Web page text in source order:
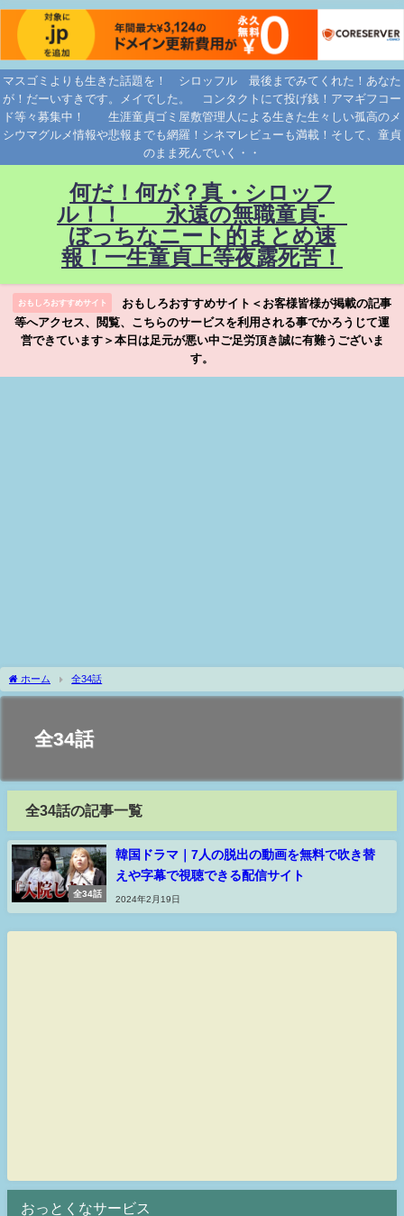
マスゴミよりも生きた話題を！ シロッフル 最後までみてくれた！あなた
が！だーいすきです。メイでした。 コンタクトにて投げ銭！アマギフコー
ド等々募集中！ 生涯童貞ゴミ屋敷管理人による生きた生々しい孤高のメ
シウマグルメ情報や悲報までも網羅！シネマレビューも満載！そして、童貞
のまま死んでいく・・
何だ！何が？真・シロッフ
ル！！ 永遠の無職童貞-
ぼっちなニート的まとめ速
報！一生童貞上等夜露死苦！
おもしろおすすめサイト
おもしろおすすめサイト＜お客様皆様が掲載の記事
等へアクセス、閲覧、こちらのサービスを利用される事でかろうじて運
営できています＞本日は足元が悪い中ご足労頂き誠に有難うございま
す。
ホーム 全34話
全34話
全34話の記事一覧
全34話
韓国ドラマ｜7人の脱出の動画を無料で吹き替
えや字幕で視聴できる配信サイト
2024年2月19日
おっとくなサービス